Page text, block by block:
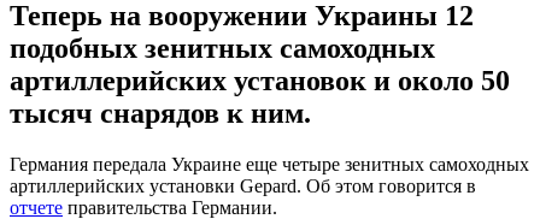
Теперь на вооружении Украины 12
подобных зенитных самоходных
артиллерийских установок и около 50
тысяч снарядов к ним.
Германия передала Украине еще четыре зенитных самоходных
артиллерийских установки Gepard. Об этом говорится в
отчете правительства Германии.